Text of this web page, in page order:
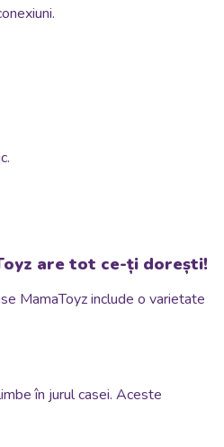
are tot ce-ți dorești!
MamaToyz include o varietate
în jurul casei. Aceste